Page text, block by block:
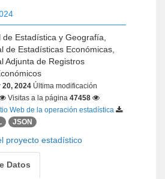
Estadística y Geografía,
de Estadísticas Económicas,
Adjunta de Registros
20, 2024 Última modificación
Visitas a la página 47458
Web de la operación estadística
JSON
proyecto estadístico
Datos